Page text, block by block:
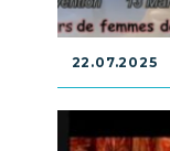
22.07.2025